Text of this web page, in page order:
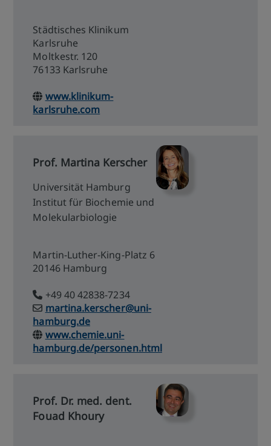
Städtisches Klinikum
Karlsruhe
Moltkestr. 120
76133 Karlsruhe
www.klinikum-
karlsruhe.com
Prof. Martina Kerscher
Universität Hamburg
Institut für Biochemie und
Molekularbiologie
Martin-Luther-King-Platz 6
20146 Hamburg
+49 40 42838-7234
martina.kerscher@uni-
hamburg.de
www.chemie.uni-
hamburg.de/personen.html
Prof. Dr. med. dent.
Fouad Khoury